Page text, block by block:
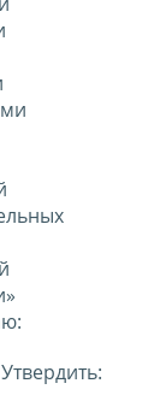
Утвердить: